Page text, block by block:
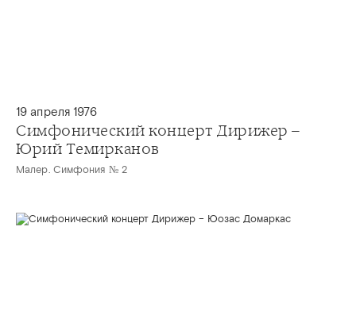
19 апреля 1976
Симфонический концерт Дирижер –
Юрий Темирканов
Малер. Симфония № 2